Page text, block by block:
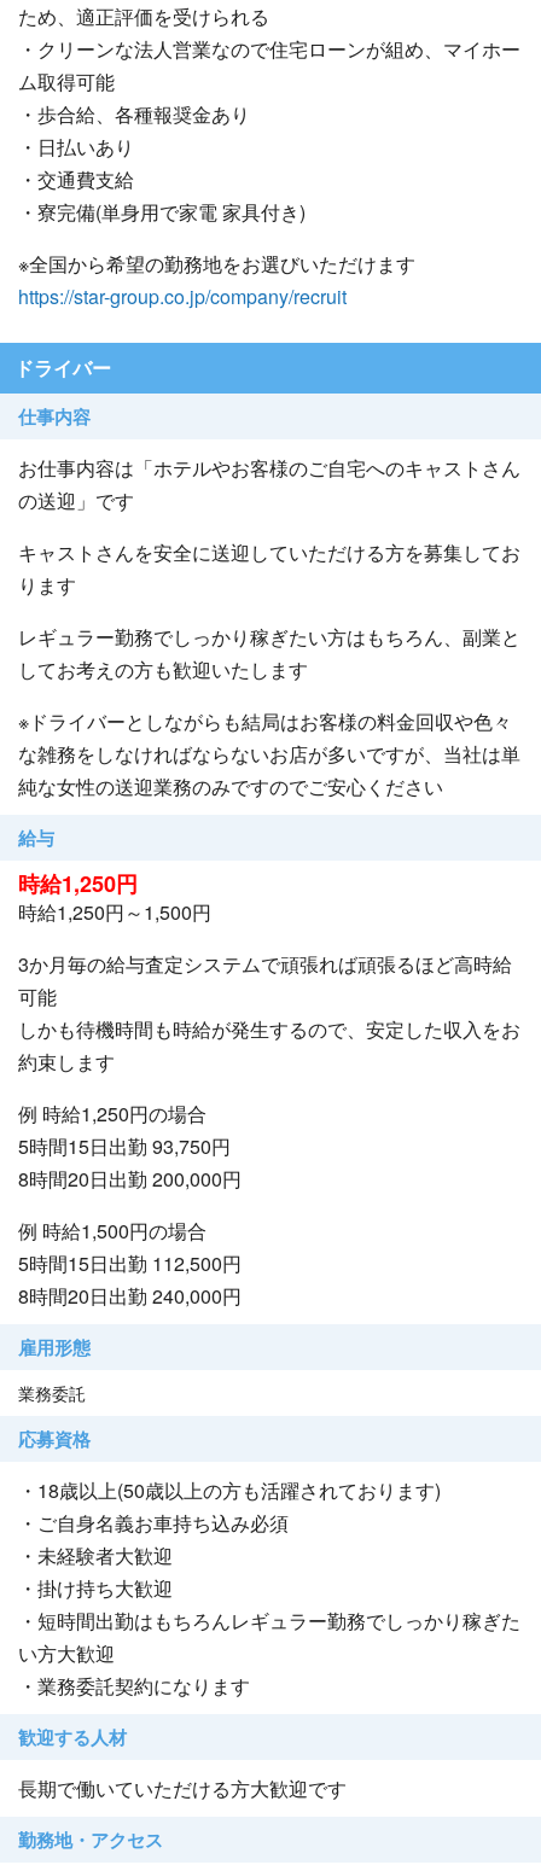
ため、適正評価を受けられる
・クリーンな法人営業なので住宅ローンが組め、マイホー
ム取得可能
・歩合給、各種報奨金あり
・日払いあり
・交通費支給
・寮完備(単身用で家電 家具付き)
※全国から希望の勤務地をお選びいただけます
https://star-group.co.jp/company/recruit
ドライバー
仕事内容
お仕事内容は「ホテルやお客様のご自宅へのキャストさん
の送迎」です
キャストさんを安全に送迎していただける方を募集してお
ります
レギュラー勤務でしっかり稼ぎたい方はもちろん、副業と
してお考えの方も歓迎いたします
※ドライバーとしながらも結局はお客様の料金回収や色々
な雑務をしなければならないお店が多いですが、当社は単
純な女性の送迎業務のみですのでご安心ください
給与
時給1,250円
時給1,250円～1,500円
3か月毎の給与査定システムで頑張れば頑張るほど高時給
可能
しかも待機時間も時給が発生するので、安定した収入をお
約束します
例 時給1,250円の場合
5時間15日出勤 93,750円
8時間20日出勤 200,000円
例 時給1,500円の場合
5時間15日出勤 112,500円
8時間20日出勤 240,000円
雇用形態
業務委託
応募資格
・18歳以上(50歳以上の方も活躍されております)
・ご自身名義お車持ち込み必須
・未経験者大歓迎
・掛け持ち大歓迎
・短時間出勤はもちろんレギュラー勤務でしっかり稼ぎた
い方大歓迎
・業務委託契約になります
歓迎する人材
長期で働いていただける方大歓迎です
勤務地・アクセス